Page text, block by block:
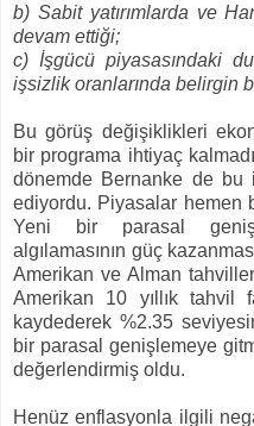
b) Sabit yatırımlarda ve
devam ettiği;
c) İşgücü piyasasındaki
işsizlik oranlarında belirgin
Bu görüş değişiklikleri
bir programa ihtiyaç
dönemde Bernanke de bu
ediyordu. Piyasalar hemen
Yeni bir parasal
algılamasının güç
Amerikan ve Alman
Amerikan 10 yıllık tahvil
kaydederek %2.35
bir parasal genişlemeye
değerlendirmiş oldu.
Henüz enflasyonla ilgili